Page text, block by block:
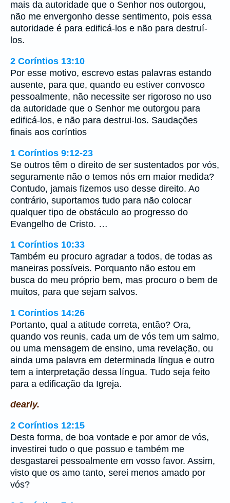
mais da autoridade que o Senhor nos outorgou,
não me envergonho desse sentimento, pois essa
autoridade é para edificá-los e não para destruí-
los.
2 Coríntios 13:10
Por esse motivo, escrevo estas palavras estando
ausente, para que, quando eu estiver convosco
pessoalmente, não necessite ser rigoroso no uso
da autoridade que o Senhor me outorgou para
edificá-los, e não para destrui-los. Saudações
finais aos coríntios
1 Coríntios 9:12-23
Se outros têm o direito de ser sustentados por vós,
seguramente não o temos nós em maior medida?
Contudo, jamais fizemos uso desse direito. Ao
contrário, suportamos tudo para não colocar
qualquer tipo de obstáculo ao progresso do
Evangelho de Cristo. …
1 Coríntios 10:33
Também eu procuro agradar a todos, de todas as
maneiras possíveis. Porquanto não estou em
busca do meu próprio bem, mas procuro o bem de
muitos, para que sejam salvos.
1 Coríntios 14:26
Portanto, qual a atitude correta, então? Ora,
quando vos reunis, cada um de vós tem um salmo,
ou uma mensagem de ensino, uma revelação, ou
ainda uma palavra em determinada língua e outro
tem a interpretação dessa língua. Tudo seja feito
para a edificação da Igreja.
dearly.
2 Coríntios 12:15
Desta forma, de boa vontade e por amor de vós,
investirei tudo o que possuo e também me
desgastarei pessoalmente em vosso favor. Assim,
visto que os amo tanto, serei menos amado por
vós?